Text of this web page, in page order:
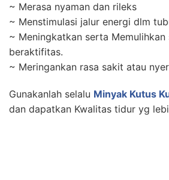
~ Merasa nyaman dan rileks
~ Menstimulasi jalur energi dlm
~ Meningkatkan serta Memulihkan
beraktifitas.
~ Meringankan rasa sakit atau
Gunakanlah selalu Minyak Kutus
dan dapatkan Kwalitas tidur yg